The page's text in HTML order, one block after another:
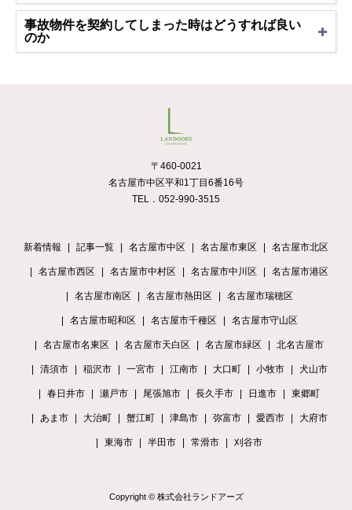
事故物件を契約してしまった時はどうすれば良い
のか
〒460-0021
名古屋市中区平和1丁目6番16号
TEL．052-990-3515
新着情報 記事一覧 名古屋市中区 名古屋市東区 名古屋市北区
名古屋市西区 名古屋市中村区 名古屋市中川区 名古屋市港区
名古屋市南区 名古屋市熱田区 名古屋市瑞穂区
名古屋市昭和区 名古屋市千種区 名古屋市守山区
名古屋市名東区 名古屋市天白区 名古屋市緑区 北名古屋市
清須市 稲沢市 一宮市 江南市 大口町 小牧市 犬山市
春日井市 瀬戸市 尾張旭市 長久手市 日進市 東郷町
あま市 大治町 蟹江町 津島市 弥富市 愛西市 大府市
東海市 半田市 常滑市 刈谷市
Copyright © 株式会社ランドアーズ